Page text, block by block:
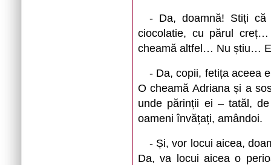
- Da, doamnă! Stiți
ciocolatie, cu părul
cheamă altfel… Nu știu…
- Da, copii, fetița aceea
O cheamă Adriana și a
unde părinții ei – tatăl,
oameni învățați, amândoi.
- Și, vor locui aicea,
Da, va locui aicea o